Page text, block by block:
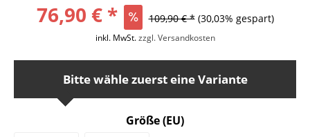
76,90 € * 109,90 € * (30,03% gespart)
inkl. MwSt.zzgl. Versandkosten
Bitte wähle zuerst eine Variante
Größe (EU)